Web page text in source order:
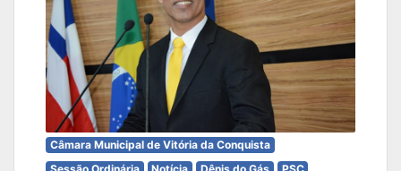
Câmara Municipal de Vitória da Conquista